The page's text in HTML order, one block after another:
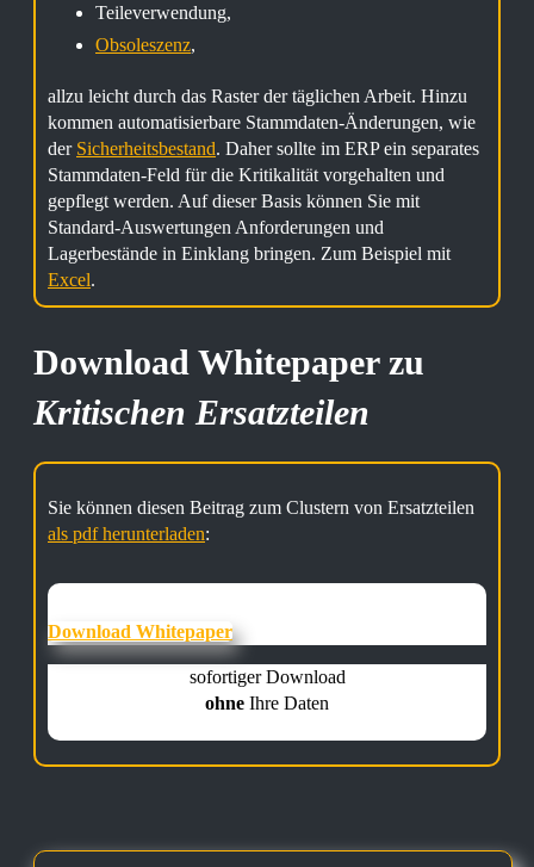
Teileverwendung,
Obsoleszenz,
allzu leicht durch das Raster der täglichen Arbeit. Hinzu
kommen automatisierbare Stammdaten-Änderungen, wie
der Sicherheitsbestand. Daher sollte im ERP ein separates
Stammdaten-Feld für die Kritikalität vorgehalten und
gepflegt werden. Auf dieser Basis können Sie mit
Standard-Auswertungen Anforderungen und
Lagerbestände in Einklang bringen. Zum Beispiel mit
Excel.
Download Whitepaper zu
Kritischen Ersatzteilen
Sie können diesen Beitrag zum Clustern von Ersatzteilen
als pdf herunterladen:
Download Whitepaper
sofortiger Download
ohne Ihre Daten